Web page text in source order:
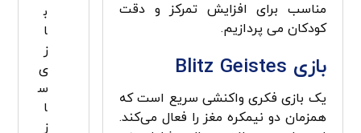
مناسب برای افزایش تمرکز و دقت
کودکان می پردازیم.
بازی Blitz Geistes
یک بازی فکری واکنشی سریع است که
همزمان دو نیمکره مغز را فعال می‌کند.
ب
ا
ز
ی
س
ا
ز